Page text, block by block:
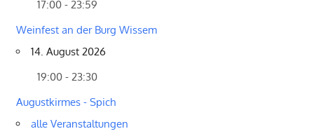
17:00 - 23:59
Weinfest an der Burg Wissem
14. August 2026
19:00 - 23:30
Augustkirmes - Spich
alle Veranstaltungen